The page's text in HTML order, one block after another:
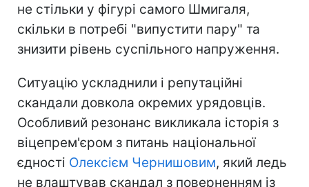
не стільки у фігурі самого Шмигаля,
скільки в потребі "випустити пару" та
знизити рівень суспільного напруження.
Ситуацію ускладнили і репутаційні
скандали довкола окремих урядовців.
Особливий резонанс викликала історія з
віцепрем'єром з питань національної
єдності Олексієм Чернишовим, який ледь
не влаштував скандал з поверненням із